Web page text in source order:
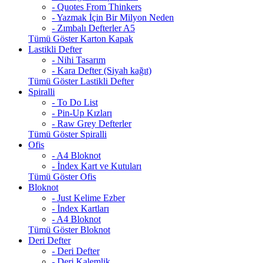
- Quotes From Thinkers
- Yazmak İçin Bir Milyon Neden
- Zımbalı Defterler A5
Tümü Göster Karton Kapak
Lastikli Defter
- Nihi Tasarım
- Kara Defter (Siyah kağıt)
Tümü Göster Lastikli Defter
Spiralli
- To Do List
- Pin-Up Kızları
- Raw Grey Defterler
Tümü Göster Spiralli
Ofis
- A4 Bloknot
- İndex Kart ve Kutuları
Tümü Göster Ofis
Bloknot
- Just Kelime Ezber
- İndex Kartları
- A4 Bloknot
Tümü Göster Bloknot
Deri Defter
- Deri Defter